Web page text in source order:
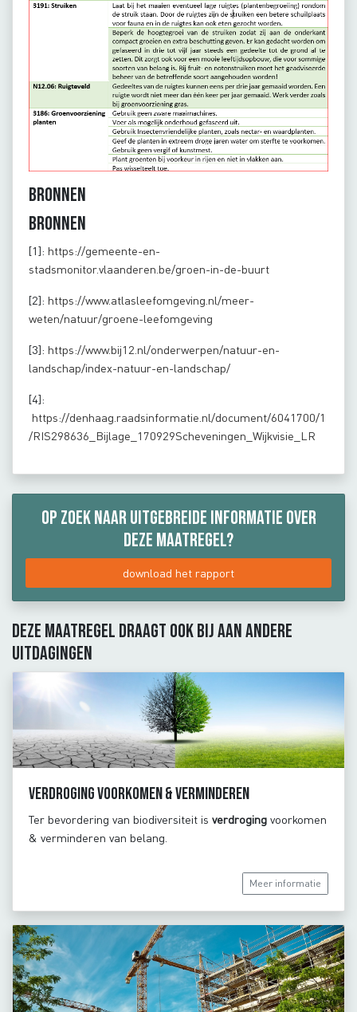
Bronnen
Bronnen
[1]: https://gemeente-en-
stadsmonitor.vlaanderen.be/groen-in-de-buurt
[2]: https://www.atlasleefomgeving.nl/meer-
weten/natuur/groene-leefomgeving
[3]: https://www.bij12.nl/onderwerpen/natuur-en-
landschap/index-natuur-en-landschap/
[4]:
https://denhaag.raadsinformatie.nl/document/6041700/1
/RIS298636_Bijlage_170929Scheveningen_Wijkvisie_LR
Op zoek naar uitgebreide informatie over
deze maatregel?
download het rapport
Deze maatregel draagt ook bij aan andere
uitdagingen
Verdroging voorkomen & verminderen
Ter bevordering van biodiversiteit is verdroging voorkomen
& verminderen van belang.
Meer informatie